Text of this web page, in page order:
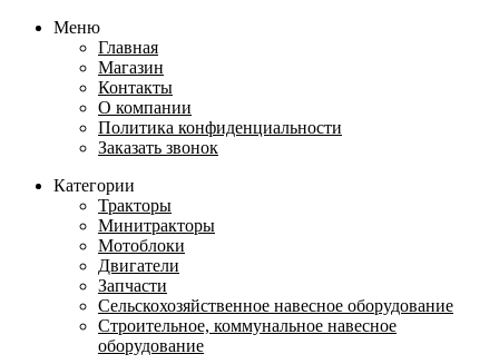
Меню
Главная
Магазин
Контакты
О компании
Политика конфиденциальности
Заказать звонок
Категории
Тракторы
Минитракторы
Мотоблоки
Двигатели
Запчасти
Сельскохозяйственное навесное оборудование
Строительное, коммунальное навесное
оборудование